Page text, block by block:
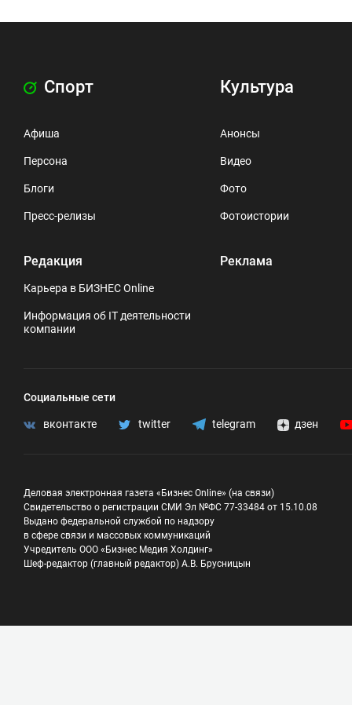
Спорт
Афиша
Персона
Блоги
Пресс-релизы
Редакция
Карьера в БИЗНЕС Online
Информация об IT деятельности
компании
Культура
Анонсы
Видео
Фото
Фотоистории
Реклама
Социальные сети
вконтакте twitter telegram дзен
Деловая электронная газета «Бизнес Online» (на связи)
Свидетельство о регистрации СМИ Эл №ФС 77-33484 от 15.10.08
Выдано федеральной службой по надзору
в сфере связи и массовых коммуникаций
Учредитель ООО «Бизнес Медия Холдинг»
Шеф-редактор (главный редактор) А.В. Брусницын